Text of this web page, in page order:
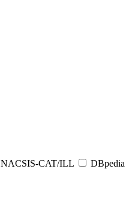
NACSIS-CAT/ILL
DBpedia